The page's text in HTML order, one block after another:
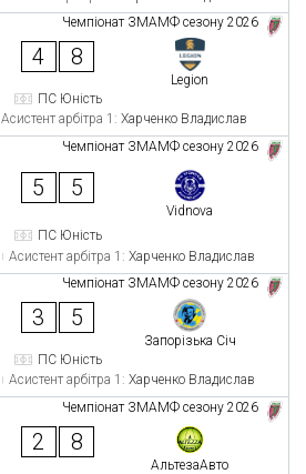
Чемпіонат ЗМАМФ сезону 2026
4 8
Legion
ПС Юність
Асистент арбітра 1: Харченко Владислав
Чемпіонат ЗМАМФ сезону 2026
5 5
Vidnova
ПС Юність
Асистент арбітра 1: Харченко Владислав
Чемпіонат ЗМАМФ сезону 2026
3 5
Запорізька Січ
ПС Юність
Асистент арбітра 1: Харченко Владислав
Чемпіонат ЗМАМФ сезону 2026
2 8
АльтезаАвто